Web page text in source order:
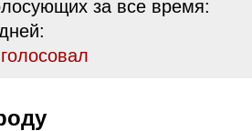
за все время: